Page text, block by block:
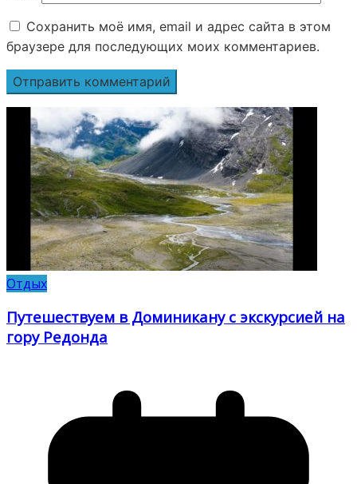
Сохранить моё имя, email и адрес сайта в этом
браузере для последующих моих комментариев.
Отдых
Путешествуем в Доминикану с экскурсией на
гору Редонда